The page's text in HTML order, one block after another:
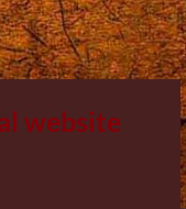
website